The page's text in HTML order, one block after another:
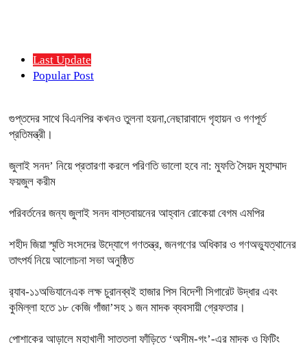
Last Update
Popular Post
গুপ্তদের সাথে বিএনপির কখনও তুলনা হয়না,নেছারাবাদে গৃহায়ন ও গণপূর্ত
প্রতিমন্ত্রী।
জুলাই সনদ’ নিয়ে প্রতারণা করলে পরিণতি ভালো হবে না: মুফতি সৈয়দ মুহাম্মাদ
ফয়জুল করীম
পরিবর্তনের জন্য জুলাই সনদ বাস্তবায়নের আহ্বান রোকেয়া বেগম এমপির
শহীদ জিয়া স্মৃতি সংসদের উদ্যোগে গণতন্ত্র, জনগণের অধিকার ও গণঅভ্যুত্থানের
তাৎপর্য নিয়ে আলোচনা সভা অনুষ্ঠিত
র‌্যাব-১১অভিযানেএক লক্ষ চুরানব্বই হাজার পিস বিদেশী সিগারেট উদ্ধার এবং
কুমিল্লা হতে ১৮ কেজি গাঁজা’সহ ১ জন মাদক ব্যবসায়ী গ্রেফতার।
পোশাকের আড়ালে মহাখালী সাততলা ফাঁড়িতে ‘অসীম-গং’-এর মাদক ও ফিটিং